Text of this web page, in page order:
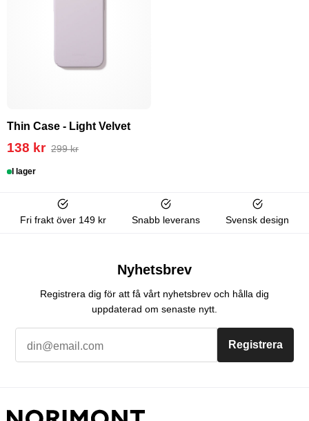
Thin Case - Light Velvet
138 kr 299 kr
I lager
Fri frakt över 149 kr Snabb leverans Svensk design
Nyhetsbrev
Registrera dig för att få vårt nyhetsbrev och hålla dig
uppdaterad om senaste nytt.
Registrera